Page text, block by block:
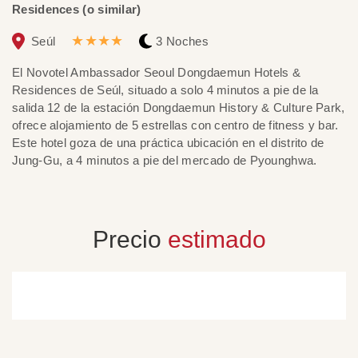
Residences (o similar)
Seúl ★★★★ 3 Noches
El Novotel Ambassador Seoul Dongdaemun Hotels &
Residences de Seúl, situado a solo 4 minutos a pie de la
salida 12 de la estación Dongdaemun History & Culture Park,
ofrece alojamiento de 5 estrellas con centro de fitness y bar.
Este hotel goza de una práctica ubicación en el distrito de
Jung-Gu, a 4 minutos a pie del mercado de Pyounghwa.
Precio estimado